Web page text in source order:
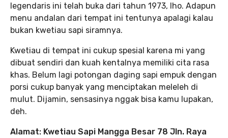
legendaris ini telah buka dari tahun 1973, lho. Adapun
menu andalan dari tempat ini tentunya apalagi kalau
bukan kwetiau sapi siramnya.
Kwetiau di tempat ini cukup spesial karena mi yang
dibuat sendiri dan kuah kentalnya memiliki cita rasa
khas. Belum lagi potongan daging sapi empuk dengan
porsi cukup banyak yang menciptakan meleleh di
mulut. Dijamin, sensasinya nggak bisa kamu lupakan,
deh.
Alamat: Kwetiau Sapi Mangga Besar 78 Jln. Raya